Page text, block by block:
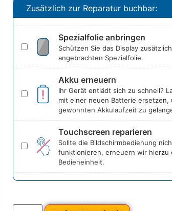
Zusätzlich zur Reparatur buchbar:
Spezialfolie
anbringen
Spezialfolie anbringen
Schützen Sie das Display
angebrachten Spezialfolie.
Akku
erneuern
Akku erneuern
Ihr Gerät entlädt sich zu schnell?
mit einer neuen Batterie ersetzen,
gewohnten Akkulaufzeit zu
Touchscreen
reparieren
Touchscreen reparieren
Sollte die Bildschirmbedienung
funktionieren, erneuern wir hierzu
Bedieneinheit.